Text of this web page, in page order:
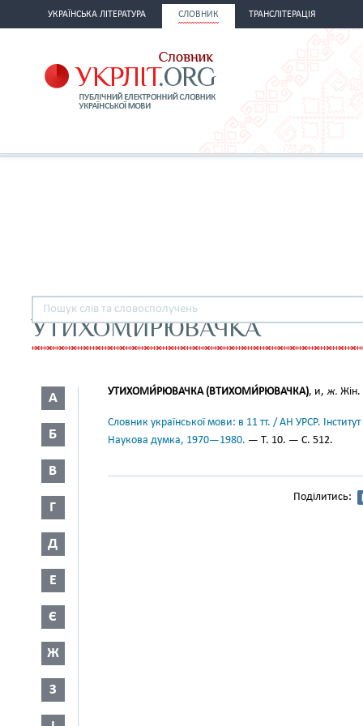
УКРАЇНСЬКА ЛІТЕРАТУРА СЛОВНИК ТРАНСЛІТЕРАЦІЯ
УТИХОМИРЮВАЧКА
А
Б
В
Г
Д
Е
Є
Ж
З
УТИХОМИ́РЮВАЧКА (ВТИХОМИ́РЮВАЧКА), и, ж.
Словник української мови: в 11 тт. / АН УРСР.
Наукова думка, 1970—1980. — Т. 10. — С. 512.
Поділитись: